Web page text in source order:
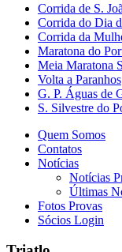
Corrida de S.
Corrida do Dia
Corrida da
Maratona do
Meia Maratona
Volta a Paranhos
G. P. Águas de
S. Silvestre do
Quem Somos
Contatos
Notícias
Notícias
Últimas
Fotos Provas
Sócios Login